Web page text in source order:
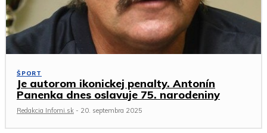
ŠPORT
Je autorom ikonickej penalty. Antonín
Panenka dnes oslavuje 75. narodeniny
Redakcia Infomi.sk - 20. septembra 2025